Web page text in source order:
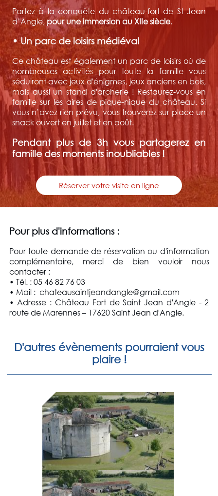
Partez à la conquête du château-fort de St Jean
d’Angle, pour une immersion au XIIe siècle.
• Un parc de loisirs médiéval
Ce château est également un parc de loisirs où de
nombreuses activités pour toute la famille vous
séduiront avec jeux d'énigmes, jeux anciens en bois,
mais aussi un stand d'archerie ! Restaurez-vous en
famille sur les aires de pique-nique du château. Si
vous n’avez rien prévu, vous trouverez sur place un
snack ouvert en juillet et en août.
Pendant plus de 3h vous partagerez en
famille des moments inoubliables !
Réserver votre visite en ligne
Pour plus d'informations :
Pour toute demande de réservation ou d'information
complémentaire, merci de bien vouloir nous
contacter :
• Tél. : 05 46 82 76 03
• Mail : chateausaintjeandangle@gmail.com
• Adresse : Château Fort de Saint Jean d'Angle - 2
route de Marennes – 17620 Saint Jean d'Angle.
D'autres évènements pourraient vous
plaire !